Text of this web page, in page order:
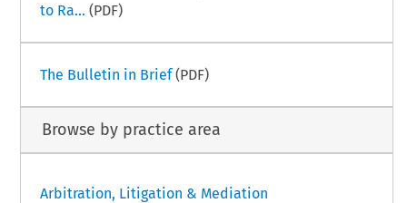
to Ra... (PDF)
The Bulletin in Brief(PDF)
Browse by practice area
Arbitration, Litigation & Mediation